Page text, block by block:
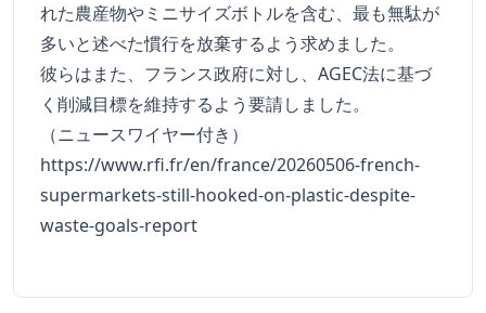
れた農産物やミニサイズボトルを含む、最も無駄が
多いと述べた慣行を放棄するよう求めました。
彼らはまた、フランス政府に対し、AGEC法に基づ
く削減目標を維持するよう要請しました。
（ニュースワイヤー付き）
https://www.rfi.fr/en/france/20260506-french-
supermarkets-still-hooked-on-plastic-despite-
waste-goals-report